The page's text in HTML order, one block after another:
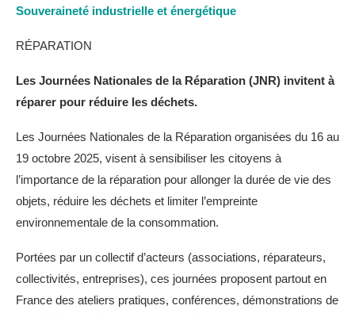
Souveraineté industrielle et énergétique
RÉPARATION
Les Journées Nationales de la Réparation (JNR) invitent à
réparer pour réduire les déchets.
Les Journées Nationales de la Réparation organisées du 16 au
19 octobre 2025, visent à sensibiliser les citoyens à
l’importance de la réparation pour allonger la durée de vie des
objets, réduire les déchets et limiter l’empreinte
environnementale de la consommation.
Portées par un collectif d’acteurs (associations, réparateurs,
collectivités, entreprises), ces journées proposent partout en
France des ateliers pratiques, conférences, démonstrations de